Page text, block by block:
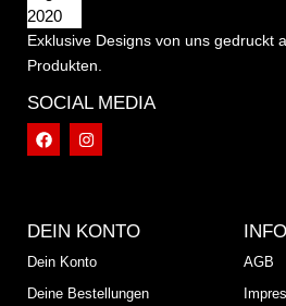
Exklusive Designs von uns gedruckt
Produkten.
SOCIAL MEDIA
DEIN KONTO
Dein Konto
Deine Bestellungen
AGB